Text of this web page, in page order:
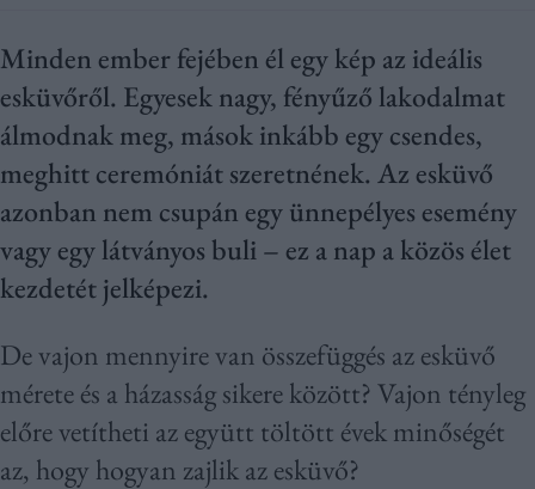
Minden ember fejében él egy kép az ideális
esküvőről. Egyesek nagy, fényűző lakodalmat
álmodnak meg, mások inkább egy csendes,
meghitt ceremóniát szeretnének. Az esküvő
azonban nem csupán egy ünnepélyes esemény
vagy egy látványos buli – ez a nap a közös élet
kezdetét jelképezi.
De vajon mennyire van összefüggés az esküvő
mérete és a házasság sikere között? Vajon tényleg
előre vetítheti az együtt töltött évek minőségét
az, hogy hogyan zajlik az esküvő?